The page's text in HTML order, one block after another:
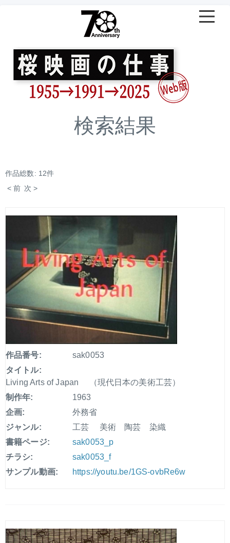
検索結果
作品総数: 12件
< 前 次 >
作品番号:
sak0053
タイトル:
Living Arts of Japan （現代日本の美術工芸）
制作年:
1963
企画:
外務省
ジャンル:
工芸 美術 陶芸 染織
書籍ページ:
sak0053_p
チラシ:
sak0053_f
サンプル動画:
https://youtu.be/1GS-ovbRe6w